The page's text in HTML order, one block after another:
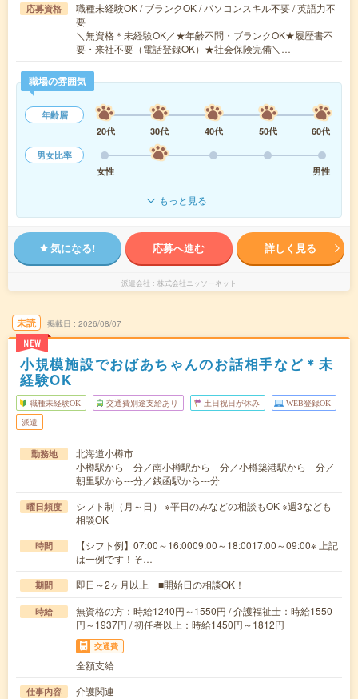
応募資格
職種未経験OK / ブランクOK / パソコンスキル不要 / 英語力不
要
＼無資格＊未経験OK／★年齢不問・ブランクOK★履歴書不
要・来社不要（電話登録OK）★社会保険完備＼…
職場の雰囲気
年齢層
20代
30代 40代 50代
60代
男女比率
女性
男性
もっと見る
気になる! 応募へ進む 詳しく見る
派遣会社 株式会社ニッソーネット
未読
NEW
掲載日 2026/08/07
小規模施設でおばあちゃんのお話相手など＊未
経験OK
職種未経験OK 交通費別途支給あり 土日祝日が休み WEB登録OK
派遣
勤務地
北海道小樽市
小樽駅から---分／南小樽駅から---分／小樽築港駅から---分／
朝里駅から---分／銭函駅から---分
曜日頻度
シフト制（月～日） ※平日のみなどの相談もOK ※週3なども
相談OK
時間
【シフト例】07:00～16:0009:00～18:0017:00～09:00※ 上記
は一例です！そ…
期間 即日～2ヶ月以上 ■開始日の相談OK！
時給
無資格の方：時給1240円～1550円 / 介護福祉士：時給1550
円～1937円 / 初任者以上：時給1450円～1812円
交通費
全額支給
仕事内容
介護関連